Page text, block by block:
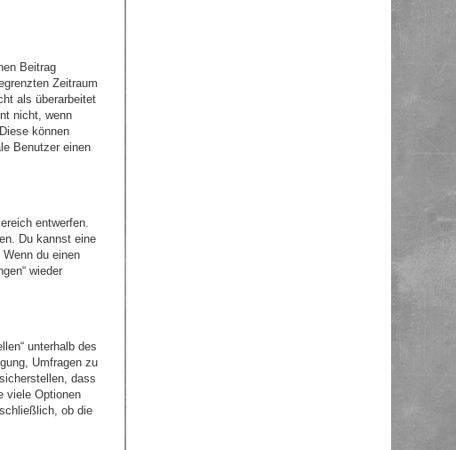
Beitrag
Zeitraum
als überarbeitet
nicht, wenn
können
Benutzer einen
entwerfen.
Du kannst eine
du einen
wieder
unterhalb des
Umfragen zu
dass
viele Optionen
ob die